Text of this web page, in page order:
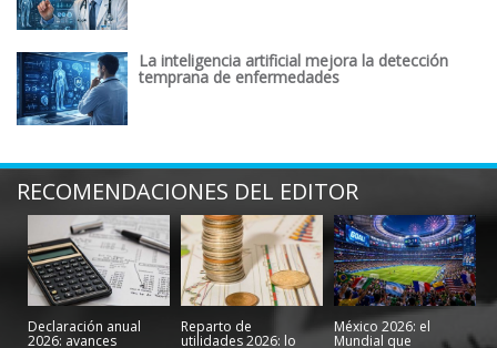
La inteligencia artificial mejora la detección
temprana de enfermedades
RECOMENDACIONES DEL EDITOR
Declaración anual
2026: avances
Reparto de
utilidades 2026: lo
México 2026: el
Mundial que